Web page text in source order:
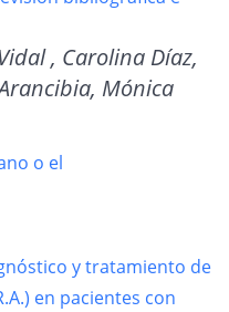
, Carolina Díaz,
Mónica
o el
y tratamiento de
en pacientes con